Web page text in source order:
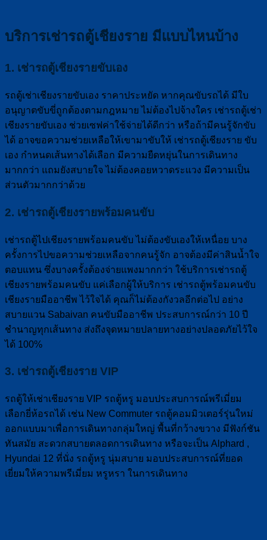
บริการเช่ารถตู้เชียงราย มีแบบไหนบ้าง
1. เช่ารถตู้เชียงรายขับเอง
รถตู้เช่าเชียงรายขับเอง ราคาประหยัด หากคุณขับรถได้ มีใบ
อนุญาตขับขี่ถูกต้องตามกฎหมาย ไม่ต้องไปจ้างใคร เช่ารถตู้เช่า
เชียงรายขับเอง ช่วยเซฟค่าใช้จ่ายได้ดีกว่า หรือถ้ามีคนรู้จักขับ
ได้ อาจขอความช่วยเหลือให้เขามาขับให้ เช่ารถตู้เชียงราย ขับ
เอง กำหนดเส้นทางได้เลือก มีความยืดหยุ่นในการเดินทาง
มากกว่า แถมยังสบายใจ ไม่ต้องคอยหวาดระแวง มีความเป็น
ส่วนตัวมากกว่าด้วย
2. เช่ารถตู้เชียงรายพร้อมคนขับ
เช่ารถตู้ไปเชียงรายพร้อมคนขับ ไม่ต้องขับเองให้เหนื่อย บาง
ครั้งการไปขอความช่วยเหลือจากคนรู้จัก อาจต้องมีค่าสินน้ำใจ
ตอบแทน ซึ่งบางครั้งต้องจ่ายแพงมากกว่า ใช้บริการเช่ารถตู้
เชียงรายพร้อมคนขับ แค่เลือกผู้ให้บริการ เช่ารถตู้พร้อมคนขับ
เชียงรายมืออาชีพ ไว้ใจได้ คุณก็ไม่ต้องกังวลอีกต่อไป อย่าง
สบายแวน Sabaivan คนขับมืออาชีพ ประสบการณ์กว่า 10 ปี
ชำนาญทุกเส้นทาง ส่งถึงจุดหมายปลายทางอย่างปลอดภัยไว้ใจ
ได้ 100%
3. เช่ารถตู้เชียงราย VIP
รถตู้ให้เช่าเชียงราย VIP รถตู้หรู มอบประสบการณ์พรีเมี่ยม
เลือกยี่ห้อรถได้ เช่น New Commuter รถตู้คอมมิวเตอร์รุ่นใหม่
ออกแบบมาเพื่อการเดินทางกลุ่มใหญ่ พื้นที่กว้างขวาง มีฟังก์ชัน
ทันสมัย สะดวกสบายตลอดการเดินทาง หรือจะเป็น Alphard ,
Hyundai 12 ที่นั่ง รถตู้หรู นุ่มสบาย มอบประสบการณ์ที่ยอด
เยี่ยมให้ความพรีเมี่ยม หรูหรา ในการเดินทาง